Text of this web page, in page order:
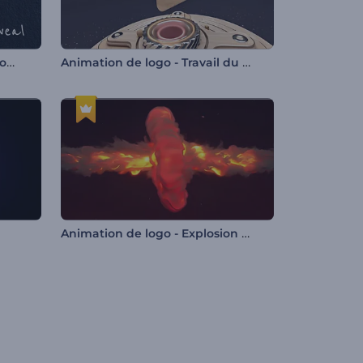
Révélation du logo par éclaboussure d'encre Animation de logo - Travail du bois en 3D
Animation de logo - Explosion de la flamme